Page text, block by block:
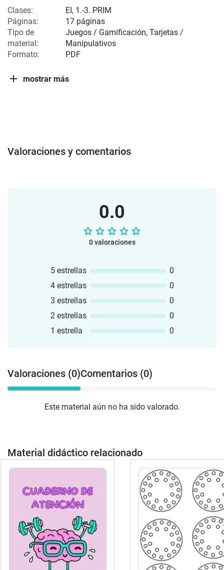
Clases: EI, 1.-3. PRIM
Páginas:
17 páginas
Tipo de
material:
Juegos / Gamificación, Tarjetas /
Manipulativos
Formato:
PDF
mostrar más
Valoraciones y comentarios
0.0
0 valoraciones
5 estrellas
0
4 estrellas
0
3 estrellas
0
2 estrellas
0
1 estrella
0
Valoraciones (0)Comentarios (0)
Este material aún no ha sido valorado.
Material didáctico relacionado